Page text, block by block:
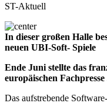
ST-Aktuell
In dieser großen Halle
neuen UBI-Soft- Spiele
Ende Juni stellte das
europäischen
Das aufstrebende